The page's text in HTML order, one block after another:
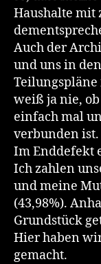
Haushalte mit
Auch der
und uns in
weiß ja nie,
einfach mal
verbunden ist.
Im Enddefekt
Ich zahlen
und meine
(43,98%).
Grundstück
Hier haben
gemacht.